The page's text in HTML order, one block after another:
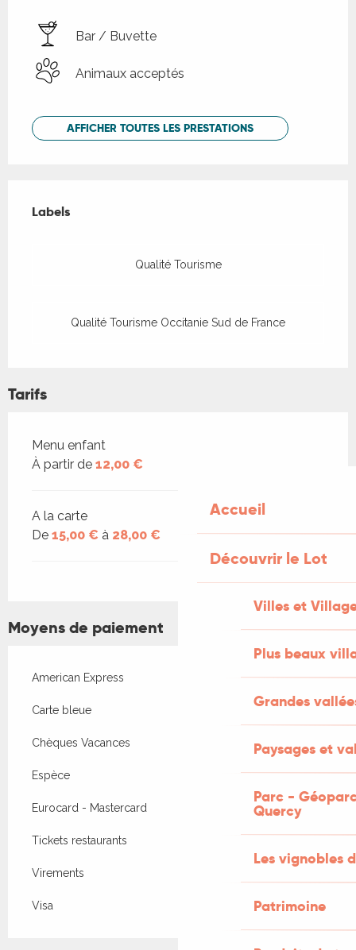
Accueil
Découvrir le Lot
Villes et
Plus beaux
Grandes
Paysages et
Parc -
Quercy
Les vignobles
Patrimoine
Bar / Buvette
Animaux acceptés
AFFICHER TOUTES LES PRESTATIONS
Labels
Labels
Qualité Tourisme
Qualité Tourisme Occitanie Sud de France
Tarifs
Tarifs 2026
Menu enfant
À partir de 12,00 €
A la carte
De 15,00 € à 28,00 €
Moyens de paiement
American Express
Carte bleue
Chèques Vacances
Espèce
Eurocard - Mastercard
Tickets restaurants
Virements
Visa